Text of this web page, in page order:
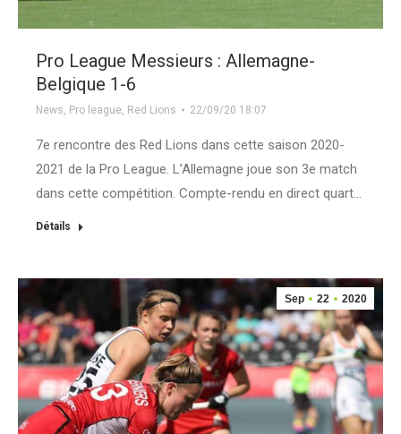
Pro League Messieurs : Allemagne-
Belgique 1-6
News, Pro league, Red Lions 22/09/20 18:07
7e rencontre des Red Lions dans cette saison 2020-
2021 de la Pro League. L’Allemagne joue son 3e match
dans cette compétition. Compte-rendu en direct quart…
Détails
Sep 22 2020